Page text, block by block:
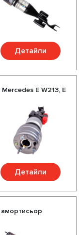
Детайли
E W213, E
Детайли